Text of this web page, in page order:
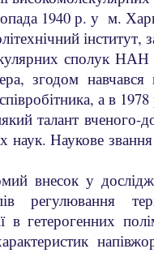
1940 р. у м.
інститут,
сполук
згодом
а в
талант вченого-
Наукове звання
внесок у
регулювання
в гетерогенних